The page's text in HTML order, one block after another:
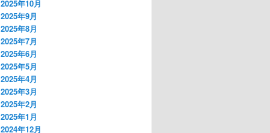
2025年10月
2025年9月
2025年8月
2025年7月
2025年6月
2025年5月
2025年4月
2025年3月
2025年2月
2025年1月
2024年12月